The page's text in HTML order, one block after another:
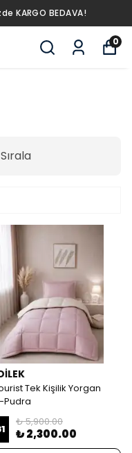
KARGO BEDAVA!
0
Sırala
Tek Kişilik Yorgan
Pudra
₺ 5,900.00
₺ 2,300.00